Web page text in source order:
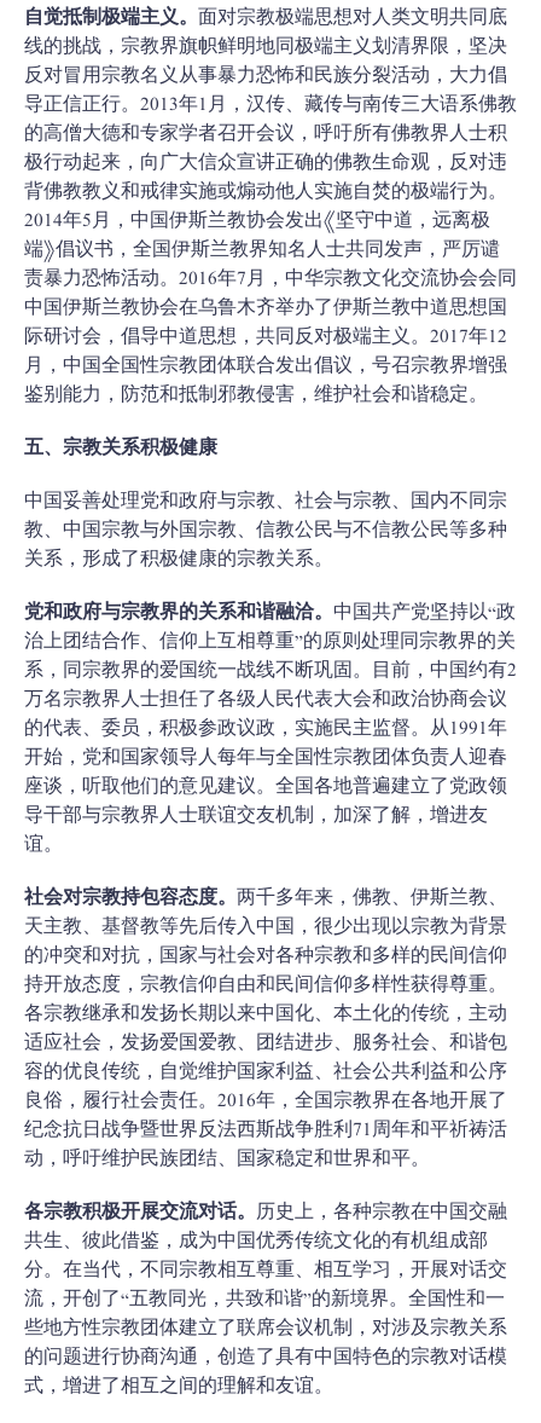
自觉抵制极端主义。 面对宗教极端思想对人类文明共同底
线的挑战，宗教界旗帜鲜明地同极端主义划清界限，坚决
反对冒用宗教名义从事暴力恐怖和民族分裂活动，大力倡
导正信正行。2013年1月，汉传、藏传与南传三大语系佛教
的高僧大德和专家学者召开会议，呼吁所有佛教界人士积
极行动起来，向广大信众宣讲正确的佛教生命观，反对违
背佛教教义和戒律实施或煽动他人实施自焚的极端行为。
2014年5月，中国伊斯兰教协会发出《坚守中道，远离极
端》倡议书，全国伊斯兰教界知名人士共同发声，严厉谴
责暴力恐怖活动。2016年7月，中华宗教文化交流协会会同
中国伊斯兰教协会在乌鲁木齐举办了伊斯兰教中道思想国
际研讨会，倡导中道思想，共同反对极端主义。2017年12
月，中国全国性宗教团体联合发出倡议，号召宗教界增强
鉴别能力，防范和抵制邪教侵害，维护社会和谐稳定。
五、宗教关系积极健康
中国妥善处理党和政府与宗教、社会与宗教、国内不同宗
教、中国宗教与外国宗教、信教公民与不信教公民等多种
关系，形成了积极健康的宗教关系。
党和政府与宗教界的关系和谐融洽。 中国共产党坚持以“政
治上团结合作、信仰上互相尊重”的原则处理同宗教界的关
系，同宗教界的爱国统一战线不断巩固。目前，中国约有2
万名宗教界人士担任了各级人民代表大会和政治协商会议
的代表、委员，积极参政议政，实施民主监督。从1991年
开始，党和国家领导人每年与全国性宗教团体负责人迎春
座谈，听取他们的意见建议。全国各地普遍建立了党政领
导干部与宗教界人士联谊交友机制，加深了解，增进友
谊。
社会对宗教持包容态度。 两千多年来，佛教、伊斯兰教、
天主教、基督教等先后传入中国，很少出现以宗教为背景
的冲突和对抗，国家与社会对各种宗教和多样的民间信仰
持开放态度，宗教信仰自由和民间信仰多样性获得尊重。
各宗教继承和发扬长期以来中国化、本土化的传统，主动
适应社会，发扬爱国爱教、团结进步、服务社会、和谐包
容的优良传统，自觉维护国家利益、社会公共利益和公序
良俗，履行社会责任。2016年，全国宗教界在各地开展了
纪念抗日战争暨世界反法西斯战争胜利71周年和平祈祷活
动，呼吁维护民族团结、国家稳定和世界和平。
各宗教积极开展交流对话。 历史上，各种宗教在中国交融
共生、彼此借鉴，成为中国优秀传统文化的有机组成部
分。在当代，不同宗教相互尊重、相互学习，开展对话交
流，开创了“五教同光，共致和谐”的新境界。全国性和一
些地方性宗教团体建立了联席会议机制，对涉及宗教关系
的问题进行协商沟通，创造了具有中国特色的宗教对话模
式，增进了相互之间的理解和友谊。